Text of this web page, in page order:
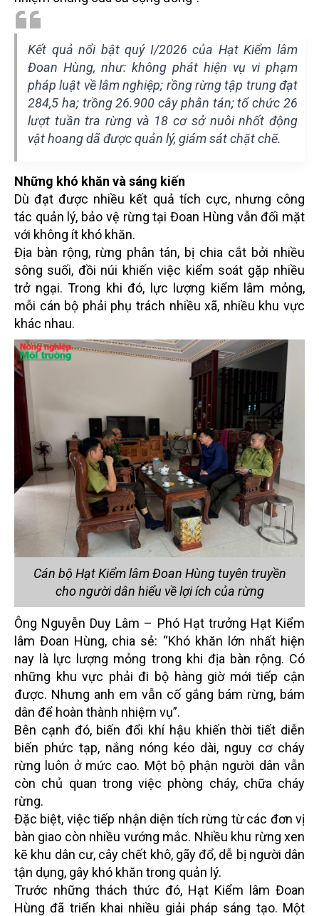
Kết quả nổi bật quý I/2026 của Hạt Kiểm lâm
Đoan Hùng, như: không phát hiện vụ vi phạm
pháp luật về lâm nghiệp; rồng rừng tập trung đạt
284,5 ha; trồng 26.900 cây phân tán; tổ chức 26
lượt tuần tra rừng và 18 cơ sở nuôi nhốt động
vật hoang dã được quản lý, giám sát chặt chẽ.
Những khó khăn và sáng kiến
Dù đạt được nhiều kết quả tích cực, nhưng công
tác quản lý, bảo vệ rừng tại Đoan Hùng vẫn đối mặt
với không ít khó khăn.
Địa bàn rộng, rừng phân tán, bị chia cắt bởi nhiều
sông suối, đồi núi khiến việc kiểm soát gặp nhiều
trở ngại. Trong khi đó, lực lượng kiểm lâm mỏng,
mỗi cán bộ phải phụ trách nhiều xã, nhiều khu vực
khác nhau.
Cán bộ Hạt Kiểm lâm Đoan Hùng tuyên truyền
cho người dân hiểu về lợi ích của rừng
Ông Nguyễn Duy Lâm – Phó Hạt trưởng Hạt Kiểm
lâm Đoan Hùng, chia sẻ: “Khó khăn lớn nhất hiện
nay là lực lượng mỏng trong khi địa bàn rộng. Có
những khu vực phải đi bộ hàng giờ mới tiếp cận
được. Nhưng anh em vẫn cố gắng bám rừng, bám
dân để hoàn thành nhiệm vụ”.
Bên cạnh đó, biến đổi khí hậu khiến thời tiết diễn
biến phức tạp, nắng nóng kéo dài, nguy cơ cháy
rừng luôn ở mức cao. Một bộ phận người dân vẫn
còn chủ quan trong việc phòng cháy, chữa cháy
rừng.
Đặc biệt, việc tiếp nhận diện tích rừng từ các đơn vị
bàn giao còn nhiều vướng mắc. Nhiều khu rừng xen
kẽ khu dân cư, cây chết khô, gãy đổ, dễ bị người dân
tận dụng, gây khó khăn trong quản lý.
Trước những thách thức đó, Hạt Kiểm lâm Đoan
Hùng đã triển khai nhiều giải pháp sáng tạo. Một